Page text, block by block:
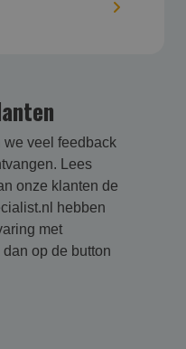
we veel feedback
Lees
onze klanten de
hebben
met
op de button